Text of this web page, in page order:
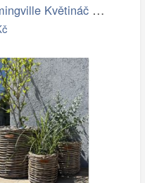
Bloomingville Květináč Dua Ø 19 cm